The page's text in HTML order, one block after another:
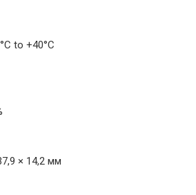
to +40°С
× 14,2 мм